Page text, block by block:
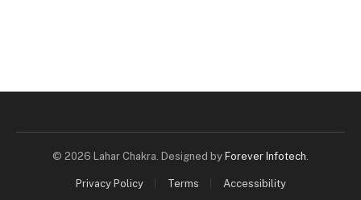
© 2026 Lahar Chakra. Designed by Forever Infotech
Privacy Policy Terms Accessibility